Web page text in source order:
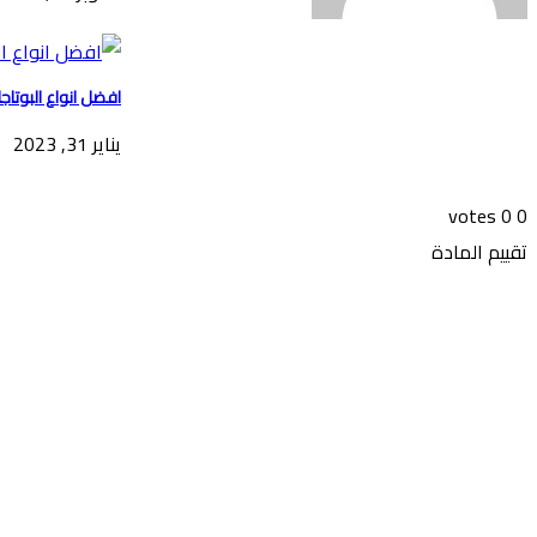
افضل انواع
يناير 31, 2023
0
0
votes
تقييم المادة